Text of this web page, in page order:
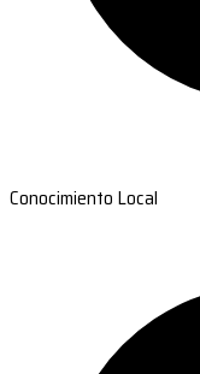
Conocimiento Local